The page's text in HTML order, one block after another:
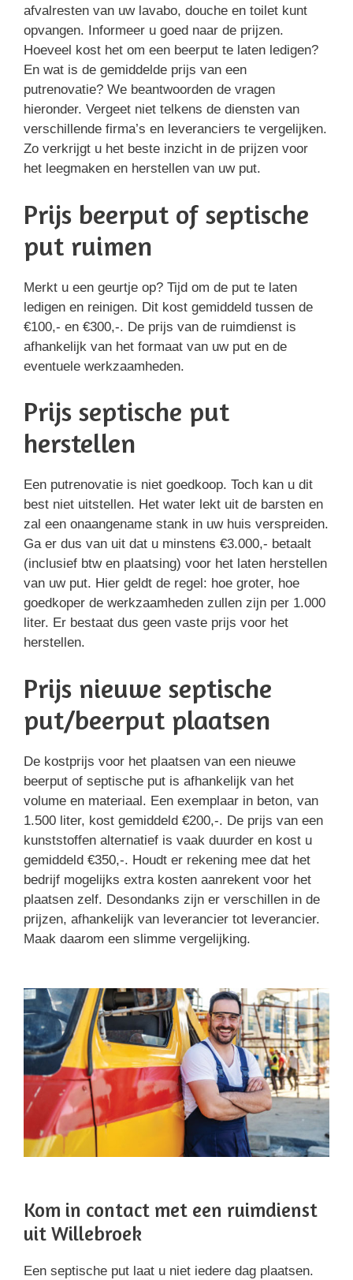
afvalresten van uw lavabo, douche en toilet kunt
opvangen. Informeer u goed naar de prijzen.
Hoeveel kost het om een beerput te laten ledigen?
En wat is de gemiddelde prijs van een
putrenovatie? We beantwoorden de vragen
hieronder. Vergeet niet telkens de diensten van
verschillende firma’s en leveranciers te vergelijken.
Zo verkrijgt u het beste inzicht in de prijzen voor
het leegmaken en herstellen van uw put.
Prijs beerput of septische
put ruimen
Merkt u een geurtje op? Tijd om de put te laten
ledigen en reinigen. Dit kost gemiddeld tussen de
€100,- en €300,-. De prijs van de ruimdienst is
afhankelijk van het formaat van uw put en de
eventuele werkzaamheden.
Prijs septische put
herstellen
Een putrenovatie is niet goedkoop. Toch kan u dit
best niet uitstellen. Het water lekt uit de barsten en
zal een onaangename stank in uw huis verspreiden.
Ga er dus van uit dat u minstens €3.000,- betaalt
(inclusief btw en plaatsing) voor het laten herstellen
van uw put. Hier geldt de regel: hoe groter, hoe
goedkoper de werkzaamheden zullen zijn per 1.000
liter. Er bestaat dus geen vaste prijs voor het
herstellen.
Prijs nieuwe septische
put/beerput plaatsen
De kostprijs voor het plaatsen van een nieuwe
beerput of septische put is afhankelijk van het
volume en materiaal. Een exemplaar in beton, van
1.500 liter, kost gemiddeld €200,-. De prijs van een
kunststoffen alternatief is vaak duurder en kost u
gemiddeld €350,-. Houdt er rekening mee dat het
bedrijf mogelijks extra kosten aanrekent voor het
plaatsen zelf. Desondanks zijn er verschillen in de
prijzen, afhankelijk van leverancier tot leverancier.
Maak daarom een slimme vergelijking.
Kom in contact met een ruimdienst
uit Willebroek
Een septische put laat u niet iedere dag plaatsen.